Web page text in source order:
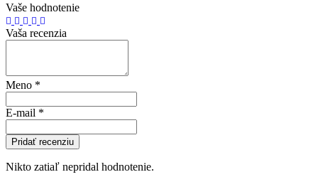
Vaše hodnotenie
Vaša recenzia
Meno *
E-mail *
Pridať recenziu
Nikto zatiaľ nepridal hodnotenie.